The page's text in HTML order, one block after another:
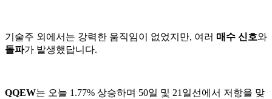
기술주 외에서는 강력한 움직임이 없었지만, 여러 매수 신호와
돌파가 발생했답니다.
QQEW는 오늘 1.77% 상승하며 50일 및 21일선에서 저항을 맞